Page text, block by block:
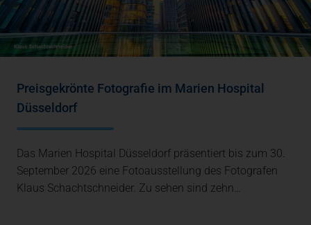
Preisgekrönte Fotografie im Marien Hospital
Düsseldorf
Das Marien Hospital Düsseldorf präsentiert bis zum 30.
September 2026 eine Fotoausstellung des Fotografen
Klaus Schachtschneider. Zu sehen sind zehn…